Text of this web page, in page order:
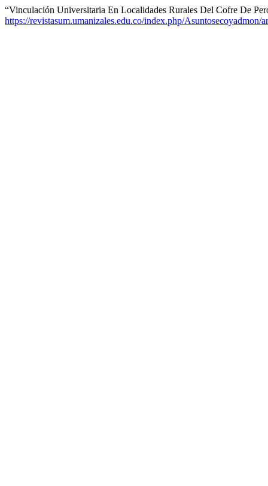
“Vinculación Universitaria En Localidades Rurales Del Cofre De
https://revistasum.umanizales.edu.co/index.php/Asuntosecoyadmon/